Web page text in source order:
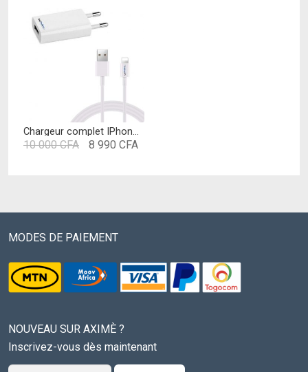
Chargeur complet IPhone 1,2 mètre
10 000CFA
Le
10
000 CFA.
8 990 CFALe
8
MODES DE PAIEMENT
NOUVEAU SUR AXIMÈ ?
Inscrivez-vous dès maintenant